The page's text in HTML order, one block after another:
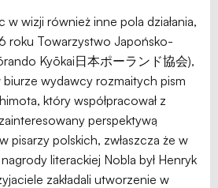
w wizji również inne pola działania,
roku Towarzystwo Japońsko-
Kyōkai日本ポーランド協会),
biurze wydawcy rozmaitych pism
który współpracował z
perspektywą
pisarzy polskich, zwłaszcza że w
literackiej Nobla był Henryk
zakładali utworzenie w